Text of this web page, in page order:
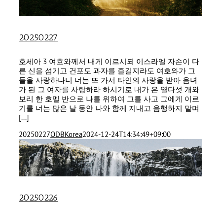
20250227
호세아 3 여호와께서 내게 이르시되 이스라엘 자손이 다
른 신을 섬기고 건포도 과자를 즐길지라도 여호와가 그
들을 사랑하나니 너는 또 가서 타인의 사랑을 받아 음녀
가 된 그 여자를 사랑하라 하시기로 내가 은 열다섯 개와
보리 한 호멜 반으로 나를 위하여 그를 사고 그에게 이르
기를 너는 많은 날 동안 나와 함께 지내고 음행하지 말며
[...]
20250227ODBKorea2024-12-24T14:34:49+09:00
20250226